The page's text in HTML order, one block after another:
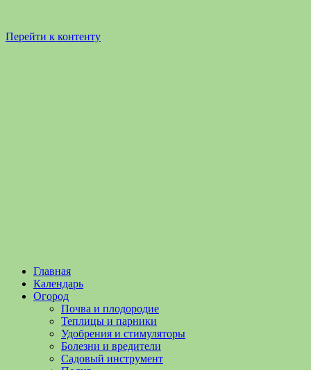
Перейти к контенту
Садоводство
Огородничество
Садоводство
огородничество
полезные
Главная
Календарь
Огород
Почва и плодородие
Теплицы и парники
Удобрения и стимуляторы
Болезни и вредители
Садовый инструмент